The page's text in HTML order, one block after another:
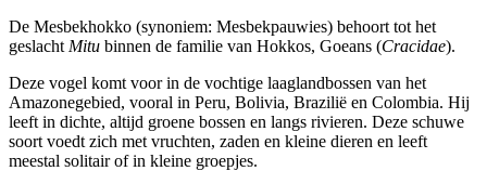
De Mesbekhokko (synoniem: Mesbekpauwies) behoort tot het
geslacht Mitu binnen de familie van Hokkos, Goeans (Cracidae).
Deze vogel komt voor in de vochtige laaglandbossen van het
Amazonegebied, vooral in Peru, Bolivia, Brazilië en Colombia. Hij
leeft in dichte, altijd groene bossen en langs rivieren. Deze schuwe
soort voedt zich met vruchten, zaden en kleine dieren en leeft
meestal solitair of in kleine groepjes.